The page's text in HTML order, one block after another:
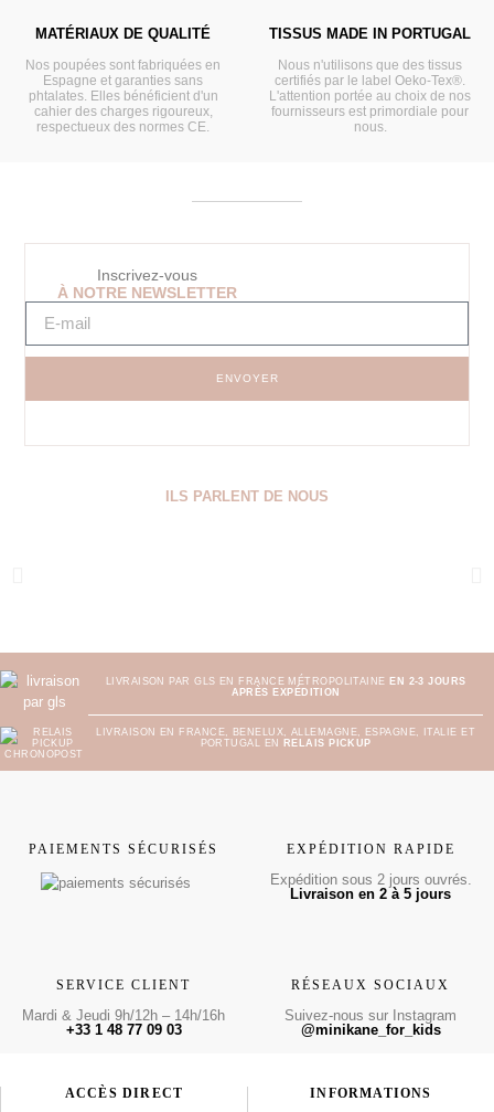
MATÉRIAUX DE QUALITÉ
Nos poupées sont fabriquées en
Espagne et garanties sans
phtalates. Elles bénéficient d'un
cahier des charges rigoureux,
respectueux des normes CE.
TISSUS MADE IN PORTUGAL
Nous n'utilisons que des tissus
certifiés par le label Oeko-Tex®.
L'attention portée au choix de nos
fournisseurs est primordiale pour
nous.
Inscrivez-vous
À NOTRE NEWSLETTER
ENVOYER
ILS PARLENT DE NOUS
LIVRAISON PAR GLS EN FRANCE MÉTROPOLITAINE EN 2-3 JOURS
APRÈS EXPÉDITION
LIVRAISON EN FRANCE, BENELUX, ALLEMAGNE, ESPAGNE, ITALIE ET
PORTUGAL EN
RELAIS PICKUP
PAIEMENTS SÉCURISÉS EXPÉDITION RAPIDE
Expédition sous 2 jours ouvrés.
Livraison en 2 à 5 jours
SERVICE CLIENT
Mardi & Jeudi 9h/12h – 14h/16h
+33 1 48 77 09 03
RÉSEAUX SOCIAUX
Suivez-nous sur Instagram
@minikane_for_kids
ACCÈS DIRECT INFORMATIONS